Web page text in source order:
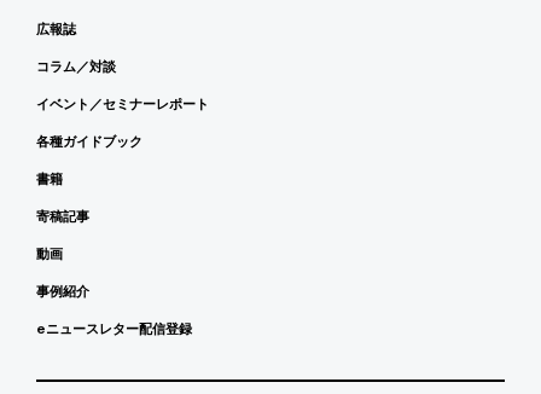
広報誌
コラム／対談
イベント／セミナーレポート
各種ガイドブック
書籍
寄稿記事
動画
事例紹介
eニュースレター配信登録